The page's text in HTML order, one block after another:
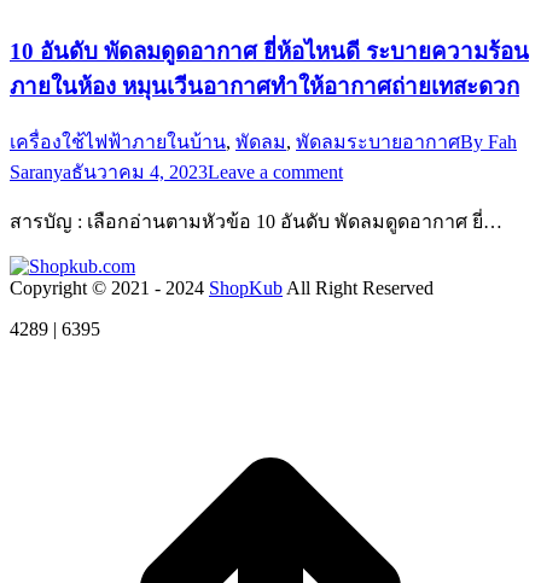
10 อันดับ พัดลมดูดอากาศ ยี่ห้อไหนดี ระบายความร้อน
ภายในห้อง หมุนเวีนอากาศทำให้อากาศถ่ายเทสะดวก
เครื่องใช้ไฟฟ้าภายในบ้าน, พัดลม, พัดลมระบายอากาศBy Fah
Saranyaธันวาคม 4, 2023Leave a comment
สารบัญ : เลือกอ่านตามหัวข้อ 10 อันดับ พัดลมดูดอากาศ ยี่…
Copyright © 2021 - 2024 ShopKub All Right Reserved
4289 | 6395